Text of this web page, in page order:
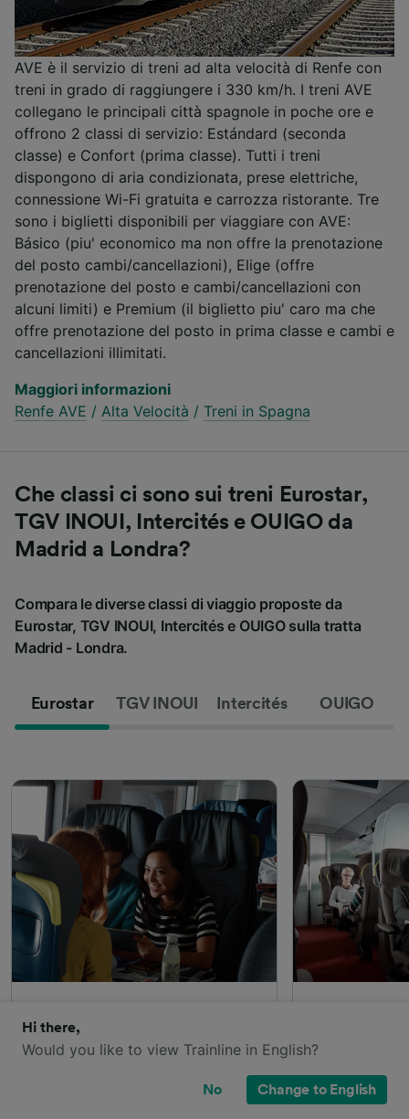
AVE è il servizio di treni ad alta velocità di Renfe con
treni in grado di raggiungere i 330 km/h. I treni AVE
collegano le principali città spagnole in poche ore e
offrono 2 classi di servizio: Estándard (seconda
classe) e Confort (prima classe). Tutti i treni
dispongono di aria condizionata, prese elettriche,
connessione Wi-Fi gratuita e carrozza ristorante. Tre
sono i biglietti disponibili per viaggiare con AVE:
Básico (piu' economico ma non offre la prenotazione
del posto cambi/cancellazioni), Elige (offre
prenotazione del posto e cambi/cancellazioni con
alcuni limiti) e Premium (il biglietto piu' caro ma che
offre prenotazione del posto in prima classe e cambi e
cancellazioni illimitati.
Maggiori informazioni
Renfe AVE / Alta Velocità / Treni in Spagna
Che classi ci sono sui treni Eurostar,
TGV INOUI, Intercités e OUIGO da
Madrid a Londra?
Compara le diverse classi di viaggio proposte da
Eurostar, TGV INOUI, Intercités e OUIGO sulla tratta
Madrid - Londra.
Eurostar TGV INOUI Intercités OUIGO
Eurostar Standard
accomodarti su comodi posti a
Standard, se
Eurostar Plus
Hi there,
Would you like to view Trainline in English?
No Change to English